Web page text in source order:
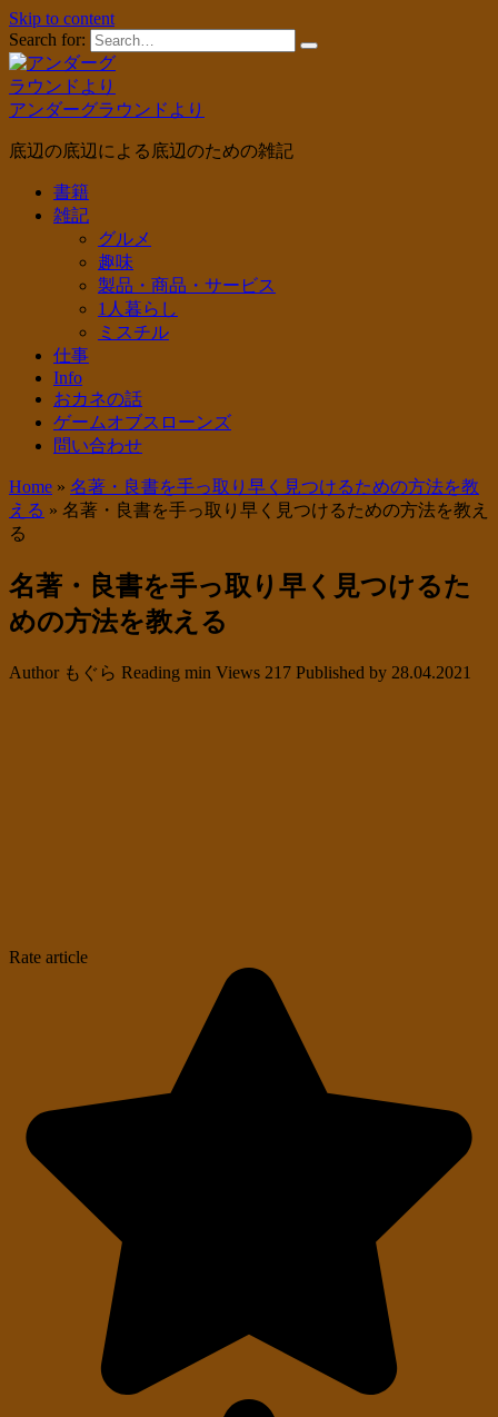
Skip to content
Search for:
アンダーグラウンドより
底辺の底辺による底辺のための雑記
書籍
雑記
グルメ
趣味
製品・商品・サービス
1人暮らし
ミスチル
仕事
Info
おカネの話
ゲームオブスローンズ
問い合わせ
Home » 名著・良書を手っ取り早く見つけるための方法を教
える » 名著・良書を手っ取り早く見つけるための方法を教え
る
名著・良書を手っ取り早く見つけるた
めの方法を教える
Authorもぐら Reading min Views 217 Published by 28.04.2021
Rate article